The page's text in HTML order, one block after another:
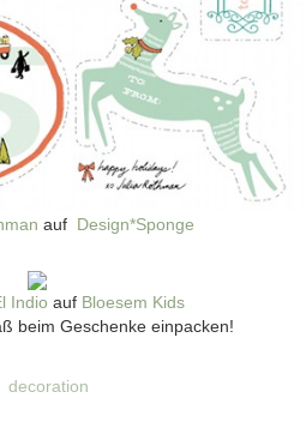
auf Design*Sponge
Indio auf Bloesem Kids
beim Geschenke einpacken!
decoration